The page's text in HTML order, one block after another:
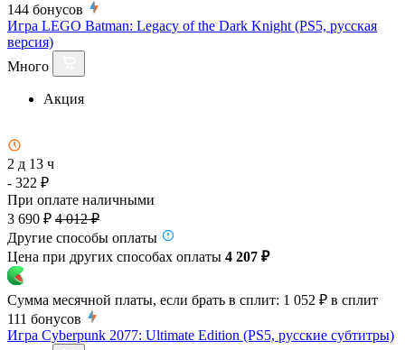
144 бонусов
Игра LEGO Batman: Legacy of the Dark Knight (PS5, русская
версия)
Много
Акция
2 д 13 ч
- 322 ₽
При оплате наличными
3 690 ₽ 4 012 ₽
Другие способы оплаты
Цена при других способах оплаты 4 207 ₽
Сумма месячной платы, если брать в сплит: 1 052 ₽ в сплит
111 бонусов
Игра Cyberpunk 2077: Ultimate Edition (PS5, русские субтитры)